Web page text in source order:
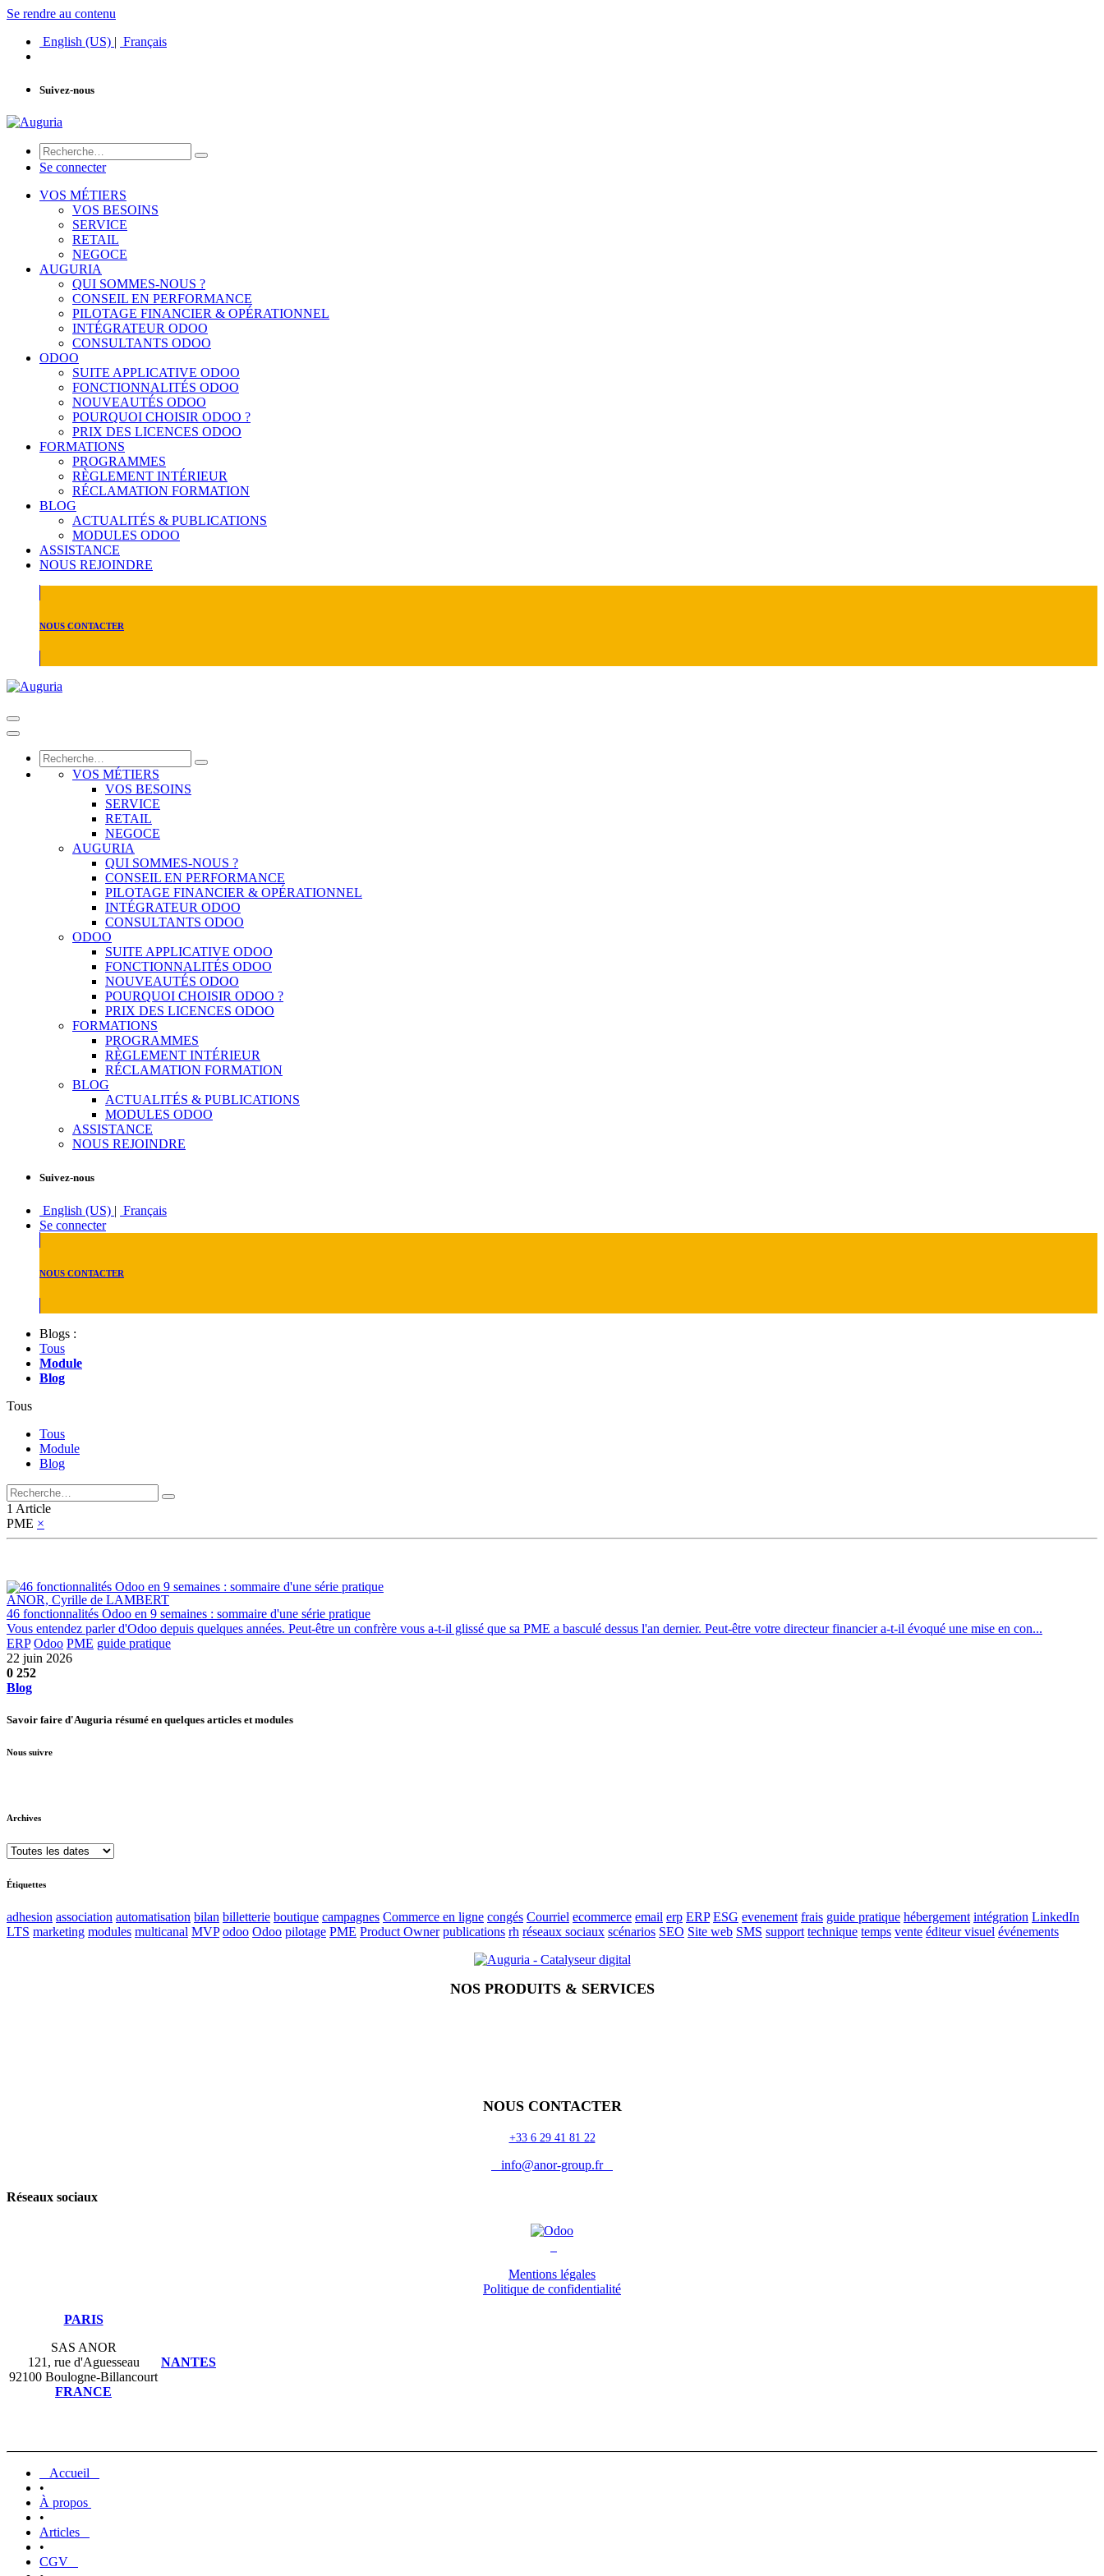
Se rendre au contenu
English (US) | Français
Suivez-nous
Se connecter
VOS MÉTIERS
VOS BESOINS
SERVICE
RETAIL
NEGOCE
AUGURIA
QUI SOMMES-NOUS ?
CONSEIL EN PERFORMANCE
PILOTAGE FINANCIER & OPÉRATIONNEL
INTÉGRATEUR ODOO
CONSULTANTS ODOO
ODOO
SUITE APPLICATIVE ODOO
FONCTIONNALITÉS ODOO
NOUVEAUTÉS ODOO
POURQUOI CHOISIR ODOO ?
PRIX DES LICENCES ODOO
FORMATIONS
PROGRAMMES
RÈGLEMENT INTÉRIEUR
RÉCLAMATION FORMATION
BLOG
ACTUALITÉS & PUBLICATIONS
MODULES ODOO
ASSISTANCE
NOUS REJOINDRE
NOUS CONTACTER
VOS MÉTIERS
VOS BESOINS
SERVICE
RETAIL
NEGOCE
AUGURIA
QUI SOMMES-NOUS ?
CONSEIL EN PERFORMANCE
PILOTAGE FINANCIER & OPÉRATIONNEL
INTÉGRATEUR ODOO
CONSULTANTS ODOO
ODOO
SUITE APPLICATIVE ODOO
FONCTIONNALITÉS ODOO
NOUVEAUTÉS ODOO
POURQUOI CHOISIR ODOO ?
PRIX DES LICENCES ODOO
FORMATIONS
PROGRAMMES
RÈGLEMENT INTÉRIEUR
RÉCLAMATION FORMATION
BLOG
ACTUALITÉS & PUBLICATIONS
MODULES ODOO
ASSISTANCE
NOUS REJOINDRE
Suivez-nous
English (US) | Français
Se connecter
NOUS CONTACTER
Blogs :
Tous
Module
Blog
Tous
Tous
Module
Blog
1 Article
PME ×
ANOR, Cyrille de LAMBERT
46 fonctionnalités Odoo en 9 semaines : sommaire d'une série pratique
Vous entendez parler d'Odoo depuis quelques années. Peut-être un confrère vous a-t-il glissé que sa PME a basculé dessus l'an dernier. Peut-être votre directeur financier a-t-il évoqué une mise en con...
ERP Odoo PME guide pratique
22 juin 2026
0 252
Blog
Savoir faire d'Auguria résumé en quelques articles et modules
Nous suivre
Archives
Étiquettes
adhesion association automatisation bilan billetterie boutique campagnes Commerce en ligne congés Courriel ecommerce email erp ERP ESG evenement frais guide pratique hébergement intégration LinkedIn
LTS marketing modules multicanal MVP odoo Odoo pilotage PME Product Owner publications rh réseaux sociaux scénarios SEO Site web SMS support technique temps vente éditeur visuel événements
NOS PRODUITS & SERVICES
NOUS CONTACTER
+33 6 29 41 81 22
info@anor-group.fr
Réseaux sociaux
Mentions légales
Politique de confidentialité
PARIS
SAS ANOR
121, rue d'Aguesseau
92100 Boulogne-Billancourt
FRANCE
NANTES
Accueil
•
À propos
•
Articles
•
CGV